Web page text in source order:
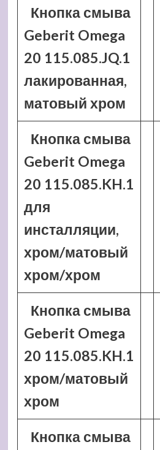
Кнопка смыва
Geberit Omega
20 115.085.JQ.1
лакированная,
матовый хром
Кнопка смыва
Geberit Omega
20 115.085.KH.1
для
инсталляции,
хром/матовый
хром/хром
Кнопка смыва
Geberit Omega
20 115.085.KH.1
хром/матовый
хром
Кнопка смыва